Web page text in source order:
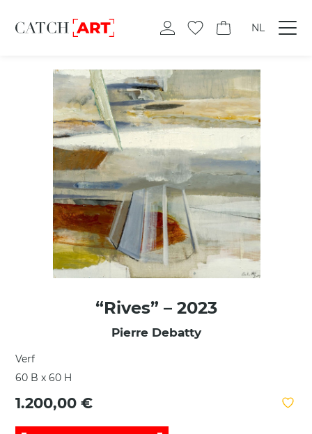
NL
“Rives” – 2023
Pierre Debatty
Verf
60 B x 60 H
1.200,00 €